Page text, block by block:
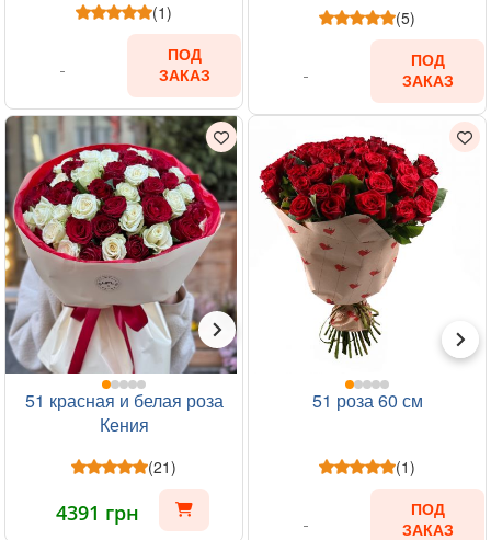
(1)
ПОД
ЗАКАЗ
(5)
ПОД
ЗАКАЗ
51 красная и белая роза
Кения
(21)
4391 грн
51 роза 60 см
(1)
ПОД
ЗАКАЗ